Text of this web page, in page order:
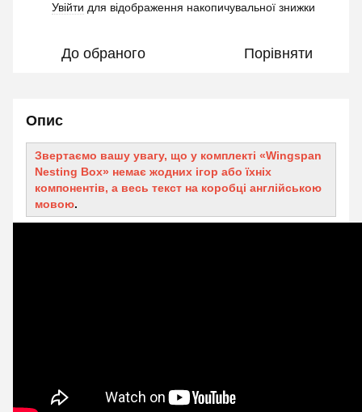
Увійти для відображення накопичувальної знижки
До обраного Порівняти
Опис
Звертаємо вашу увагу, що у комплекті «Wingspan
Nesting Box» немає жодних ігор або їхніх
компонентів, а весь текст на коробці англійською
мовою.